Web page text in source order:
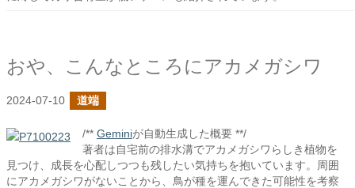
おや、こんなところにアカメガシワ
2024-07-10 道端
/** Geminiが自動生成した概要 **/
著者は自宅前の排水溝でアカメガシワらしき植物を
見つけ、成長を心配しつつも残したい気持ちを抱いています。周囲
にアカメガシワがないことから、鳥が種を運んできた可能性を考察